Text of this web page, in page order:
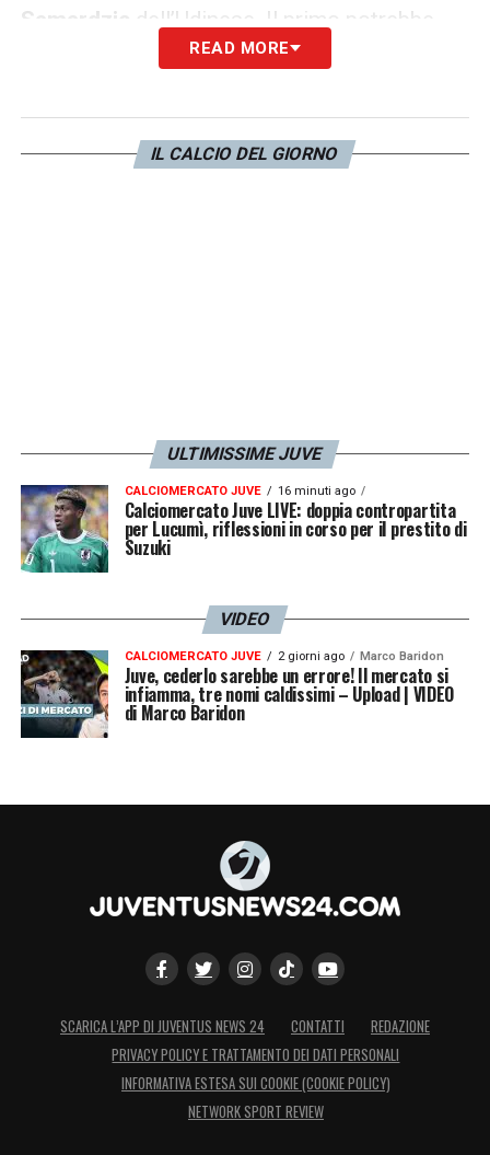
Samardzic
dell’Udinese. Il primo potrebbe
cambiare aria visto il poco spazio ma gli
cessione, mentre il secondo ha una
valutazione sopra i 25 milioni.
READ MORE
IL CALCIO DEL GIORNO
ULTIMISSIME JUVE
CALCIOMERCATO JUVE 16 minuti ago
Calciomercato Juve LIVE: doppia contropartita
per Lucumì, riflessioni in corso per il prestito di
Suzuki
VIDEO
CALCIOMERCATO JUVE 2 giorni ago Marco Baridon
Juve, cederlo sarebbe un errore! Il mercato si
infiamma, tre nomi caldissimi – Upload | VIDEO
di Marco Baridon
SCARICA L’APP DI JUVENTUS NEWS 24 CONTATTI
REDAZIONE
PRIVACY POLICY E TRATTAMENTO DEI DATI PERSONALI
INFORMATIVA ESTESA SUI COOKIE (COOKIE POLICY)
NETWORK SPORT REVIEW